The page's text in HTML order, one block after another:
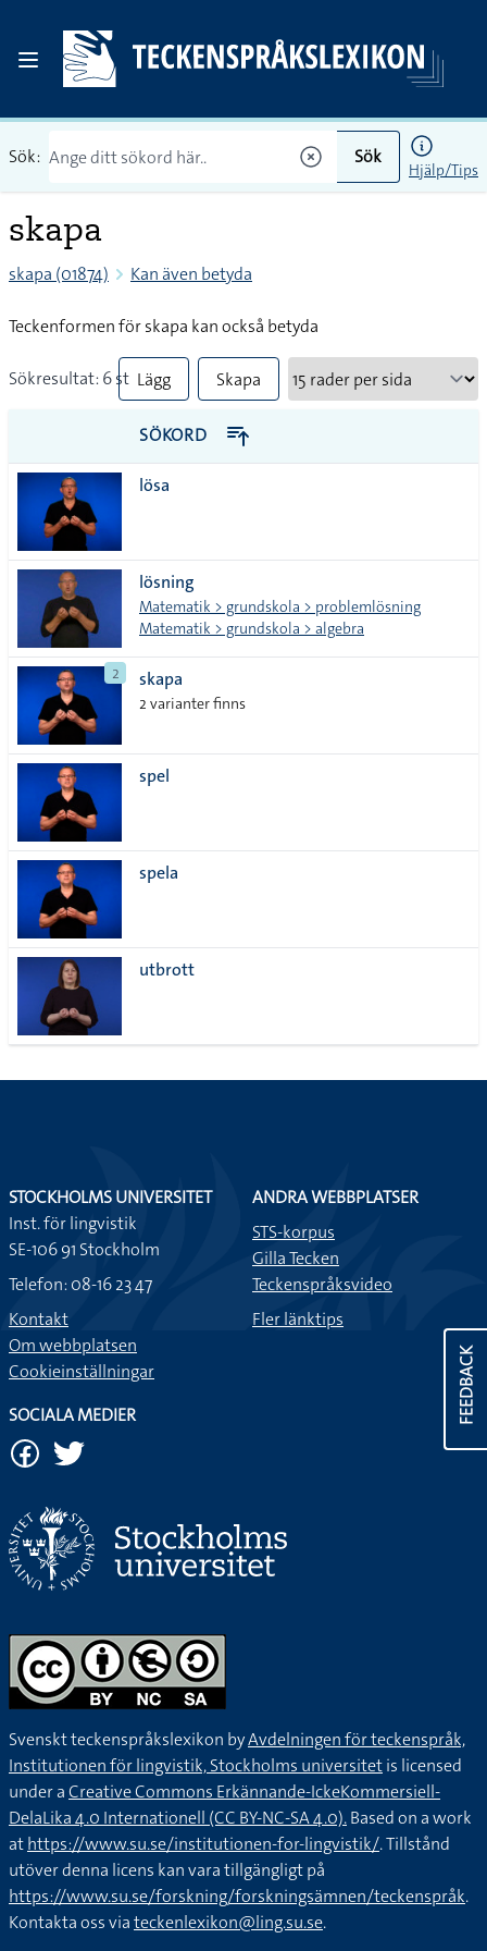
Sök: Sök
Hjälp/Tips
skapa
skapa (01874) Kan även betyda
Teckenformen för skapa kan också betyda
Sökresultat: 6 st Lägg
till
alla i
Skapa
PDF
SÖKORD
lösa
lösning
Matematik > grundskola > problemlösning
Matematik > grundskola > algebra
2 skapa
2 varianter finns
spel
spela
utbrott
FEEDBACK
STOCKHOLMS UNIVERSITET
Inst. för lingvistik
SE-106 91 Stockholm
Telefon: 08-16 23 47
Kontakt
Om webbplatsen
Cookieinställningar
ANDRA WEBBPLATSER
STS-korpus
Gilla Tecken
Teckenspråksvideo
Fler länktips
SOCIALA MEDIER
Svenskt teckenspråkslexikon byAvdelningen för teckenspråk,
Institutionen för lingvistik, Stockholms universitetis licensed
under aCreative Commons Erkännande-IckeKommersiell-
DelaLika 4.0 Internationell (CC BY-NC-SA 4.0).Based on a work
athttps://www.su.se/institutionen-for-lingvistik/. Tillstånd
utöver denna licens kan vara tillgängligt på
https://www.su.se/forskning/forskningsämnen/teckenspråk.
Kontakta oss viateckenlexikon@ling.su.se.